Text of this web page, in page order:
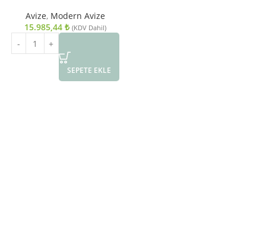
Avize, Modern Avize
15.985,44 ₺ (KDV Dahil)
SEPETE EKLE